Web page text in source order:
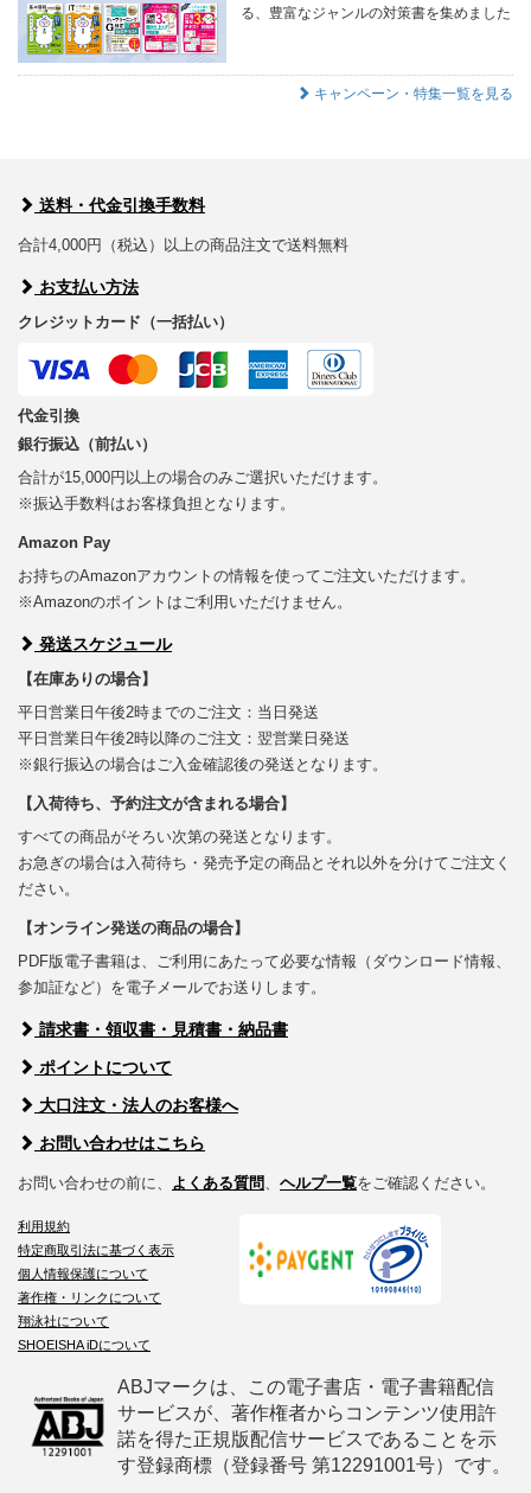
る、豊富なジャンルの対策書を集めました
キャンペーン・特集一覧を見る
送料・代金引換手数料
合計4,000円（税込）以上の商品注文で送料無料
お支払い方法
クレジットカード（一括払い）
代金引換
銀行振込（前払い）
合計が15,000円以上の場合のみご選択いただけます。
※振込手数料はお客様負担となります。
Amazon Pay
お持ちのAmazonアカウントの情報を使ってご注文いただけます。
※Amazonのポイントはご利用いただけません。
発送スケジュール
【在庫ありの場合】
平日営業日午後2時までのご注文：当日発送
平日営業日午後2時以降のご注文：翌営業日発送
※銀行振込の場合はご入金確認後の発送となります。
【入荷待ち、予約注文が含まれる場合】
すべての商品がそろい次第の発送となります。
お急ぎの場合は入荷待ち・発売予定の商品とそれ以外を分けてご注文く
ださい。
【オンライン発送の商品の場合】
PDF版電子書籍は、ご利用にあたって必要な情報（ダウンロード情報、
参加証など）を電子メールでお送りします。
請求書・領収書・見積書・納品書
ポイントについて
大口注文・法人のお客様へ
お問い合わせはこちら
お問い合わせの前に、 よくある質問、 ヘルプ一覧をご確認ください。
利用規約
特定商取引法に基づく表示
個人情報保護について
著作権・リンクについて
翔泳社について
SHOEISHA iDについて
ABJマークは、この電子書店・電子書籍配信
サービスが、著作権者からコンテンツ使用許
諾を得た正規版配信サービスであることを示
す登録商標（登録番号 第12291001号）です。